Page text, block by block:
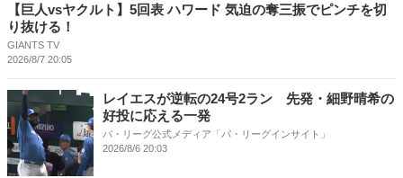
【巨人vsヤクルト】5回表 ハワード 気迫の奪三振でピンチを切
り抜ける！
GIANTS TV
2026/8/7 20:05
レイエスが逆転の24号2ラン 先発・細野晴希の
好投に応える一発
パ・リーグ公式メディア「パ・リーグインサイト」
2026/8/6 20:03